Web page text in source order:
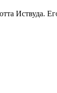
Иствуда.